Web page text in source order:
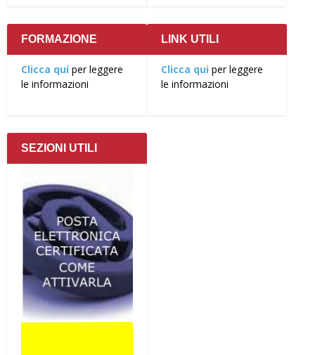
FORMAZIONE
Clicca qui per leggere
le informazioni
LINK UTILI
Clicca qui per leggere
le informazioni
SEZIONI UTILI